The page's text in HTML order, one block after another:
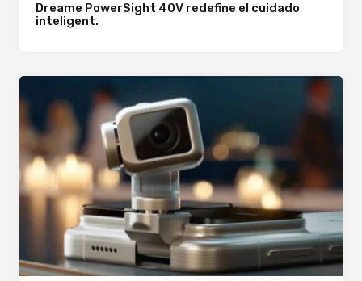
Dreame PowerSight 40V redefine el cuidado
inteligent.